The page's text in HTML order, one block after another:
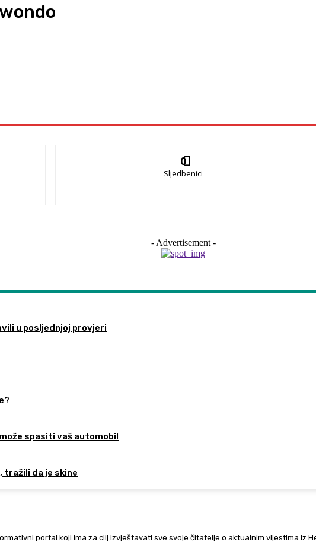
0
Sljedbenici
- Advertisement -
u posljednjoj provjeri
spasiti vaš automobil
tražili da je skine
portal koji ima za cilj izvještavati sve svoje čitatelje o aktualnim vijestima iz